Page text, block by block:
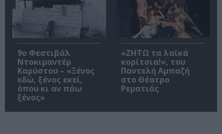
9ο Φεστιβάλ
Ντοκιμαντέρ
Καρύστου – «Ξένος
εδώ, ξένος εκεί,
όπου κι αν πάω
ξένος»
«ΖΗΤΩ τα λαϊκά
κορίτσια!», του
Παντελή Αμπαζή
στο Θέατρο
Ρεματιάς